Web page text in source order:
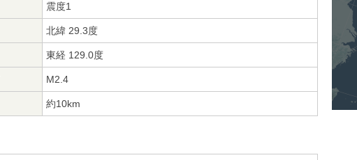
震度1
北緯 29.3度
東経 129.0度
M2.4
約10km